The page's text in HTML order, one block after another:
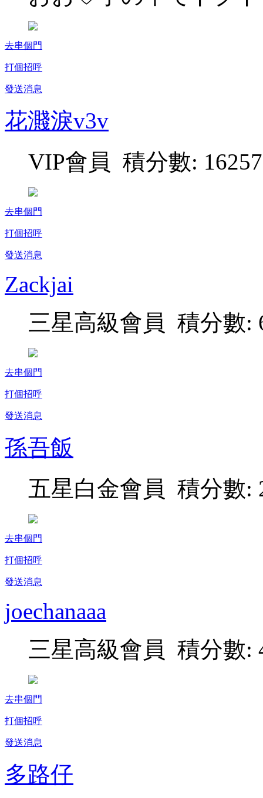
去串個門
打個招呼
發送消息
花濺淚v3v
VIP會員 積分數: 16257
去串個門
打個招呼
發送消息
Zackjai
三星高級會員 積分數:
去串個門
打個招呼
發送消息
孫吾飯
五星白金會員 積分數:
去串個門
打個招呼
發送消息
joechanaaa
三星高級會員 積分數:
去串個門
打個招呼
發送消息
多路仔